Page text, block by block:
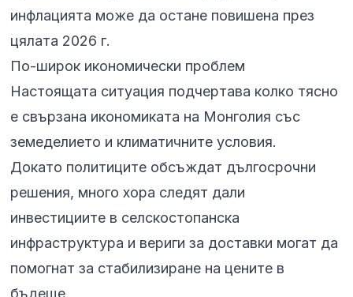
инфлацията може да остане повишена през
цялата 2026 г.
По-широк икономически проблем
Настоящата ситуация подчертава колко тясно
е свързана икономиката на Монголия със
земеделието и климатичните условия.
Докато политиците обсъждат дългосрочни
решения, много хора следят дали
инвестициите в селскостопанска
инфраструктура и вериги за доставки могат да
помогнат за стабилизиране на цените в
бъдеще.